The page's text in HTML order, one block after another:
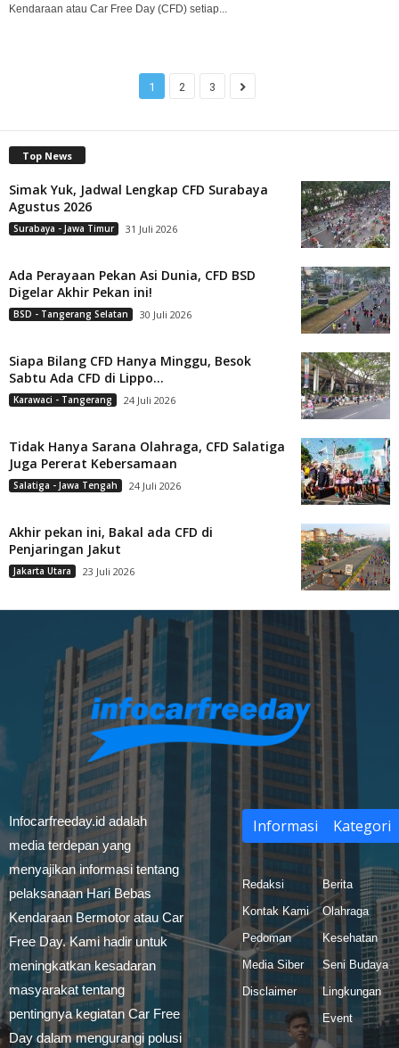
Kendaraan atau Car Free Day (CFD) setiap...
1 2 3
Top News
Simak Yuk, Jadwal Lengkap CFD Surabaya
Agustus 2026
Surabaya - Jawa Timur 31 Juli 2026
Ada Perayaan Pekan Asi Dunia, CFD BSD
Digelar Akhir Pekan ini!
BSD - Tangerang Selatan 30 Juli 2026
Siapa Bilang CFD Hanya Minggu, Besok
Sabtu Ada CFD di Lippo...
Karawaci - Tangerang 24 Juli 2026
Tidak Hanya Sarana Olahraga, CFD Salatiga
Juga Pererat Kebersamaan
Salatiga - Jawa Tengah 24 Juli 2026
Akhir pekan ini, Bakal ada CFD di
Penjaringan Jakut
Jakarta Utara 23 Juli 2026
Infocarfreeday.id adalah
media terdepan yang
menyajikan informasi tentang
pelaksanaan Hari Bebas
Kendaraan Bermotor atau Car
Free Day. Kami hadir untuk
meningkatkan kesadaran
masyarakat tentang
pentingnya kegiatan Car Free
Day dalam mengurangi polusi
Informasi
Redaksi
Kontak Kami
Pedoman
Media Siber
Disclaimer
Kategori
Berita
Olahraga
Kesehatan
Seni Budaya
Lingkungan
Event